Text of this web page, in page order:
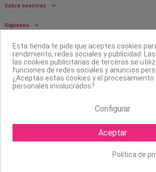
Sobre nosotros
Síguenos
Boletín
Esta tienda te pide que aceptes cookies
rendimiento, redes sociales y publicidad.
las cookies publicitarias de terceros se
funciones de redes sociales y anuncios
¿Aceptas estas cookies y el procesamiento
personales involucrados?
Configurar
Aceptar
Política de